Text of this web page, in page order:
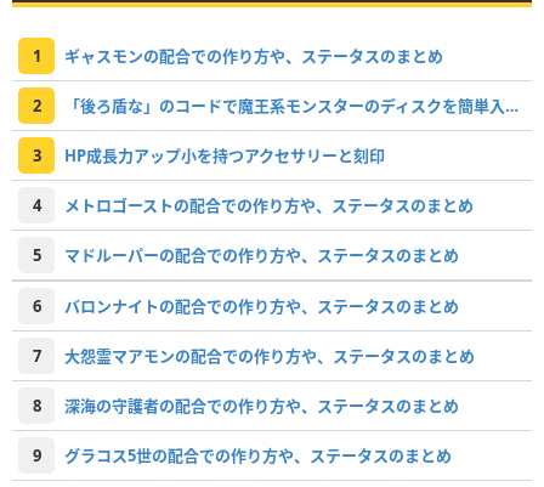
1 ギャスモンの配合での作り方や、ステータスのまとめ
2 「後ろ盾な」のコードで魔王系モンスターのディスクを簡単入手！
3 HP成長力アップ小を持つアクセサリーと刻印
4 メトロゴーストの配合での作り方や、ステータスのまとめ
5 マドルーパーの配合での作り方や、ステータスのまとめ
6 バロンナイトの配合での作り方や、ステータスのまとめ
7 大怨霊マアモンの配合での作り方や、ステータスのまとめ
8 深海の守護者の配合での作り方や、ステータスのまとめ
9 グラコス5世の配合での作り方や、ステータスのまとめ